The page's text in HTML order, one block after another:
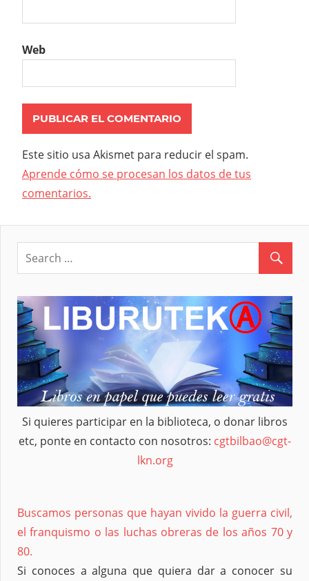
Web
Este sitio usa Akismet para reducir el spam.
Aprende cómo se procesan los datos de tus
comentarios.
Si quieres participar en la biblioteca, o donar libros
etc, ponte en contacto con nosotros: cgtbilbao@cgt-
lkn.org
Buscamos personas que hayan vivido la guerra civil,
el franquismo o las luchas obreras de los años 70 y
80.
Si conoces a alguna que quiera dar a conocer su